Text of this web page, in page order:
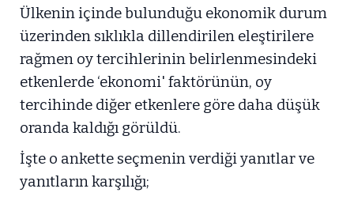
Ülkenin içinde bulunduğu ekonomik durum
üzerinden sıklıkla dillendirilen eleştirilere
rağmen oy tercihlerinin belirlenmesindeki
etkenlerde ‘ekonomi' faktörünün, oy
tercihinde diğer etkenlere göre daha düşük
oranda kaldığı görüldü.
İşte o ankette seçmenin verdiği yanıtlar ve
yanıtların karşılığı;